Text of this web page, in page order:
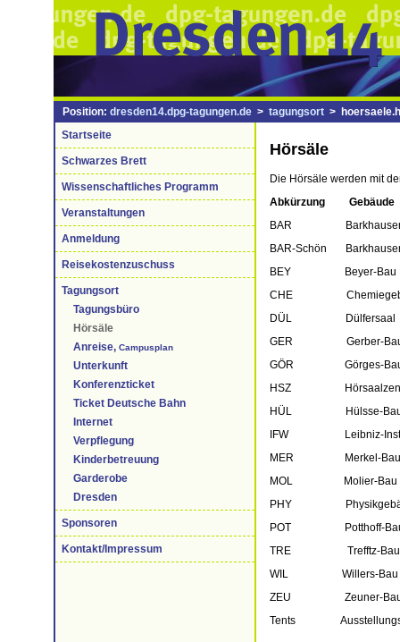
Position: dresden14.dpg-tagungen.de > tagungsort >
Startseite
Schwarzes Brett
Wissenschaftliches Programm
Veranstaltungen
Anmeldung
Reisekostenzuschuss
Tagungsort
Tagungsbüro
Hörsäle
Anreise, Campusplan
Unterkunft
Konferenzticket
Ticket Deutsche Bahn
Internet
Verpflegung
Kinderbetreuung
Garderobe
Dresden
Sponsoren
Kontakt/Impressum
Hörsäle
Die Hörsäle werden mit
Abkürzung Gebäude
BAR
BAR-Schön
BEY Beyer-Bau
CHE
DÜL Dülfersaal
GER Gerber-
GÖR Görges-
HSZ
HÜL Hülsse-
IFW Leibniz-Institut
MER Merkel-Bau
MOL Molier-Bau
PHY
POT Potthoff-
TRE Trefftz-Bau
WIL Willers-Bau
ZEU Zeuner-
Tents